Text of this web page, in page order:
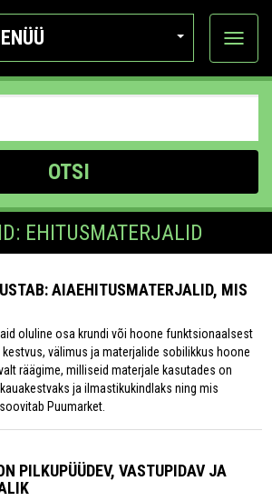
Ava
OTSI
EHITUSMATERJALID
AIAEHITUSMATERJALID, MIS
oluline osa krundi või hoone funktsionaalsest
välimus ja materjalide sobilikkus hoone
räägime, milliseid materjale kasutades on
ja ilmastikukindlaks ning mis
Puumarket.
PILKUPÜÜDEV, VASTUPIDAV JA